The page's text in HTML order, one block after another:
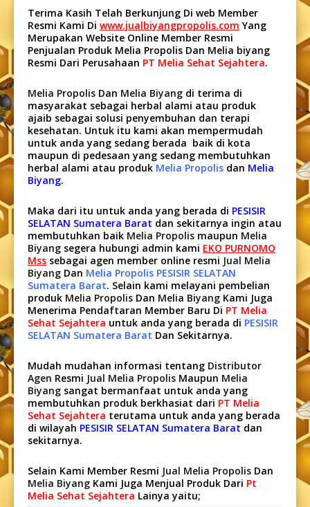
Terima Kasih Telah Berkunjung Di web Member
Resmi Kami Di www.jualbiyangpropolis.com Yang
Merupakan Website Online Member Resmi
Penjualan Produk Melia Propolis Dan Melia biyang
Resmi Dari Perusahaan PT Melia Sehat Sejahtera.
Melia Propolis Dan Melia Biyang di terima di
masyarakat sebagai herbal alami atau produk
ajaib sebagai solusi penyembuhan dan terapi
kesehatan. Untuk itu kami akan mempermudah
untuk anda yang sedang berada baik di kota
maupun di pedesaan yang sedang membutuhkan
herbal alami atau produk Melia Propolis dan Melia
Biyang.
Maka dari itu untuk anda yang berada di PESISIR
SELATAN Sumatera Barat dan sekitarnya ingin atau
membutuhkan baik Melia Propolis maupun Melia
Biyang segera hubungi admin kami EKO PURNOMO
Mss sebagai agen member online resmi Jual Melia
Biyang Dan Melia Propolis PESISIR SELATAN
Sumatera Barat. Selain kami melayani pembelian
produk Melia Propolis Dan Melia Biyang Kami Juga
Menerima Pendaftaran Member Baru Di PT Melia
Sehat Sejahtera untuk anda yang berada di PESISIR
SELATAN Sumatera Barat Dan Sekitarnya.
Mudah mudahan informasi tentang Distributor
Agen Resmi Jual Melia Propolis Maupun Melia
Biyang sangat bermanfaat untuk anda yang
membutuhkan produk berkhasiat dari PT Melia
Sehat Sejahtera terutama untuk anda yang berada
di wilayah PESISIR SELATAN Sumatera Barat dan
sekitarnya.
Selain Kami Member Resmi Jual Melia Propolis Dan
Melia Biyang Kami Juga Menjual Produk Dari Pt
Melia Sehat Sejahtera Lainya yaitu;